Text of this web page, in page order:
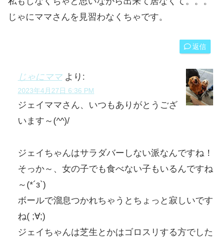
じゃにママさんを見習わなくちゃです。
返信
じゃにママ より:
2023年4月27日 6:36 PM
ジェイママさん、いつもありがとうござ
います～(^^)/
ジェイちゃんはサラダバーしない派なんですね！
そっか～、女の子でも食べない子もいるんですね
～(*´з`)
ボールで溜息つかれちゃうとちょっと寂しいです
ね( ;∀;)
ジェイちゃんは芝生とかはゴロスリする方でした